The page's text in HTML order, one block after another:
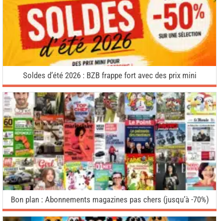
Soldes d’été 2026 : BZB frappe fort avec des prix mini
Bon plan : Abonnements magazines pas chers (jusqu’à -70%)